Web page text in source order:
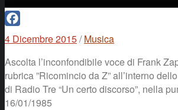
Facebook
4 Dicembre 2015/ Musica
Ascolta l’inconfondibile voce di Frank
rubrica ”Ricomincio da Z” all’interno
di Radio Tre “Un certo discorso”, nella
16/01/1985